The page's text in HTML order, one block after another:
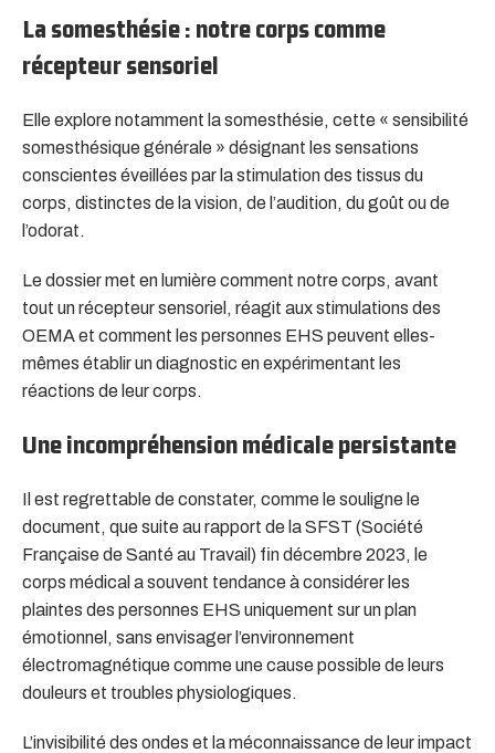
La somesthésie : notre corps comme
récepteur sensoriel
Elle explore notamment la somesthésie, cette « sensibilité
somesthésique générale » désignant les sensations
conscientes éveillées par la stimulation des tissus du
corps, distinctes de la vision, de l’audition, du goût ou de
l’odorat.
Le dossier met en lumière comment notre corps, avant
tout un récepteur sensoriel, réagit aux stimulations des
OEMA et comment les personnes EHS peuvent elles-
mêmes établir un diagnostic en expérimentant les
réactions de leur corps.
Une incompréhension médicale persistante
Il est regrettable de constater, comme le souligne le
document, que suite au rapport de la SFST (Société
Française de Santé au Travail) fin décembre 2023, le
corps médical a souvent tendance à considérer les
plaintes des personnes EHS uniquement sur un plan
émotionnel, sans envisager l’environnement
électromagnétique comme une cause possible de leurs
douleurs et troubles physiologiques.
L’invisibilité des ondes et la méconnaissance de leur impact